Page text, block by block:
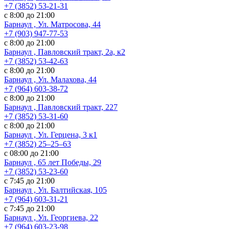
+7 (3852) 53-21-31
с 8:00 до 21:00
Барнаул , Ул. Матросова, 44
+7 (903) 947-77-53
с 8:00 до 21:00
Барнаул , Павловский тракт, 2а, к2
+7 (3852) 53-42-63
с 8:00 до 21:00
Барнаул , Ул. Малахова, 44
+7 (964) 603-38-72
с 8:00 до 21:00
Барнаул , Павловский тракт, 227
+7 (3852) 53-31-60
с 8:00 до 21:00
Барнаул , Ул. ​Герцена, 3 к1
+7 (3852) 25‒25‒63
с 08:00 до 21:00
Барнаул , 65 лет Победы, 29
+7 (3852) 53-23-60
с 7:45 до 21:00
Барнаул , Ул. Балтийская, 105
+7 (964) 603-31-21
с 7:45 до 21:00
Барнаул , Ул. Георгиева, 22
+7 (964) 603-23-98